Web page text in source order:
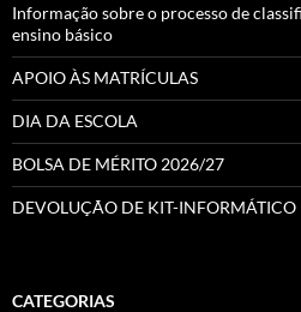
Informação sobre o processo de
ensino básico
APOIO ÀS MATRÍCULAS
DIA DA ESCOLA
BOLSA DE MÉRITO 2026/27
DEVOLUÇÃO DE KIT-INFORMÁTICO
CATEGORIAS